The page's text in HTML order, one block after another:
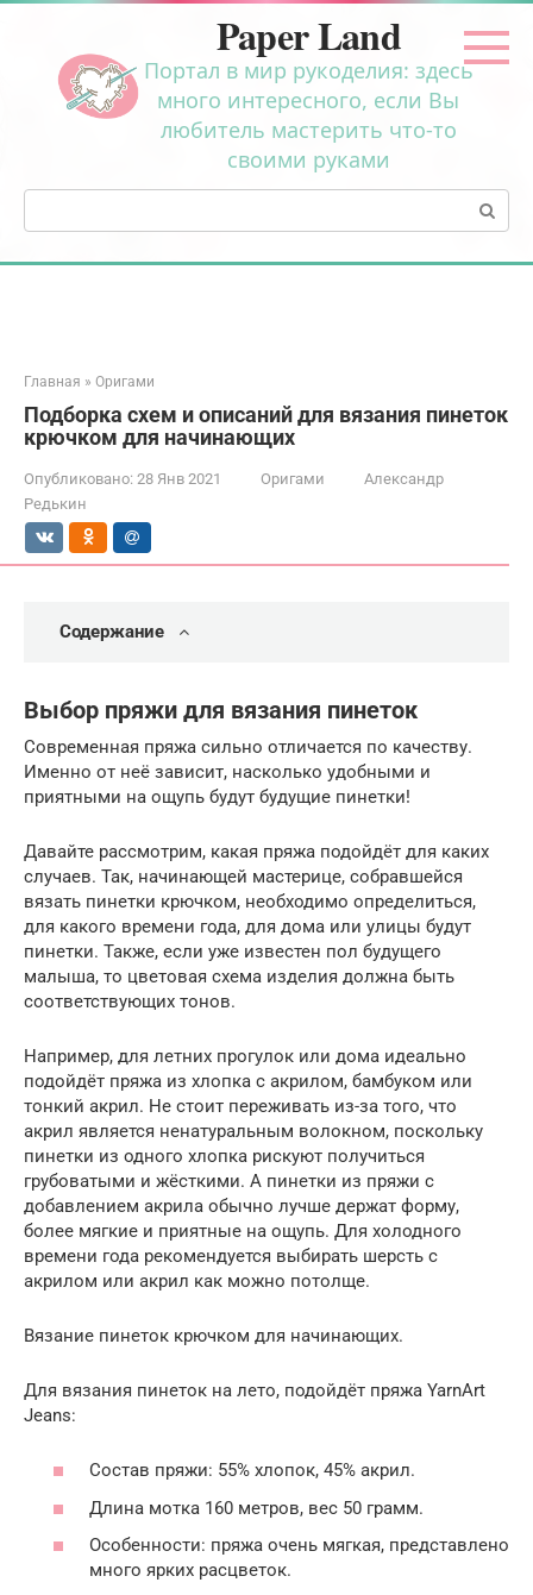
Перейти
контенту
Paper Land
Портал в мир рукоделия: здесь
много интересного, если Вы
любитель мастерить что-то
своими руками
Поиск:
Главная » Оригами
Подборка схем и описаний для вязания пинеток
крючком для начинающих
Опубликовано: 28 Янв 2021 Оригами
Александр
Редькин
Содержание
Выбор пряжи для вязания пинеток
Современная пряжа сильно отличается по качеству.
Именно от неё зависит, насколько удобными и
приятными на ощупь будут будущие пинетки!
Давайте рассмотрим, какая пряжа подойдёт для каких
случаев. Так, начинающей мастерице, собравшейся
вязать пинетки крючком, необходимо определиться,
для какого времени года, для дома или улицы будут
пинетки. Также, если уже известен пол будущего
малыша, то цветовая схема изделия должна быть
соответствующих тонов.
Например, для летних прогулок или дома идеально
подойдёт пряжа из хлопка с акрилом, бамбуком или
тонкий акрил. Не стоит переживать из-за того, что
акрил является ненатуральным волокном, поскольку
пинетки из одного хлопка рискуют получиться
грубоватыми и жёсткими. А пинетки из пряжи с
добавлением акрила обычно лучше держат форму,
более мягкие и приятные на ощупь. Для холодного
времени года рекомендуется выбирать шерсть с
акрилом или акрил как можно потолще.
Вязание пинеток крючком для начинающих.
Для вязания пинеток на лето, подойдёт пряжа YarnArt
Jeans:
Состав пряжи: 55% хлопок, 45% акрил.
Длина мотка 160 метров, вес 50 грамм.
Особенности: пряжа очень мягкая, представлено
много ярких расцветок.